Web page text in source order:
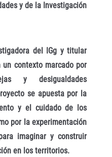
y de la Investigación
del IGg y titular
un contexto marcado por
y desigualdades
se apuesta por la
y el cuidado de los
por la experimentación
imaginar y construir
en los territorios.